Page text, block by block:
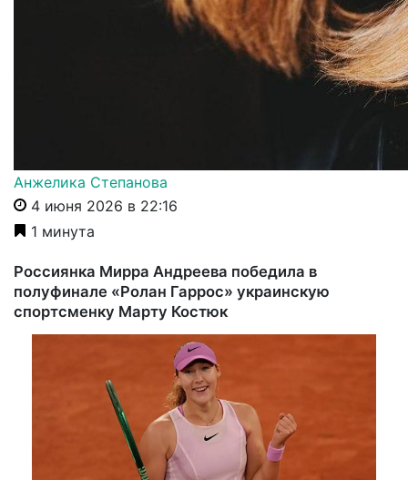
Анжелика Степанова
4 июня 2026 в 22:16
1 минута
Россиянка Мирра Андреева победила в
полуфинале «Ролан Гаррос» украинскую
спортсменку Марту Костюк